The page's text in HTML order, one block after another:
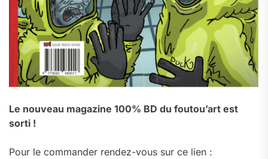
Le nouveau magazine 100% BD du foutou’art est
sorti !
Pour le commander rendez-vous sur ce lien :